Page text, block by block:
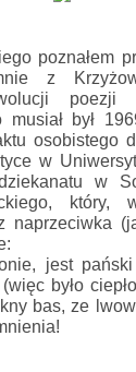
poznałem
z
poezji
musiał był
osobistego
w
w
który,
naprzeciwka
jest
było
bas, ze